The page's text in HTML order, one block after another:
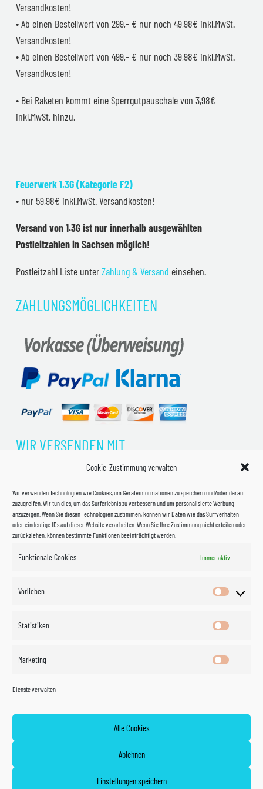
Cookie-Zustimmung verwalten
Wir verwenden Technologien wie Cookies, um Geräteinformationen zu speichern und/oder darauf
zuzugreifen. Wir tun dies, um das Surferlebnis zu verbessern und um personalisierte Werbung
anzuzeigen. Wenn Sie diesen Technologien zustimmen, können wir Daten wie das Surfverhalten
oder eindeutige IDs auf dieser Website verarbeiten. Wenn Sie Ihre Zustimmung nicht erteilen oder
zurückziehen, können bestimmte Funktionen beeinträchtigt werden.
Funktionale Cookies Immer aktiv
Vorlieben
Vorlieben
Statistiken
Marketing
Dienste verwalten
Alle Cookies
Ablehnen
Einstellungen speichern
Versandkosten!
• Ab einen Bestellwert von 299,- € nur noch 49,98€ inkl.MwSt.
Versandkosten!
• Ab einen Bestellwert von 499,- € nur noch 39,98€ inkl.MwSt.
Versandkosten!
• Bei Raketen kommt eine Sperrgutpauschale von 3,98€
inkl.MwSt. hinzu.
Feuerwerk 1.3G (Kategorie F2)
• nur 59,98€ inkl.MwSt. Versandkosten!
Versand von 1.3G ist nur innerhalb ausgewählten
Postleitzahlen in Sachsen möglich!
Postleitzahl Liste unterZahlung & Versand einsehen.
ZAHLUNGSMÖGLICHKEITEN
WIR VERSENDEN MIT
©